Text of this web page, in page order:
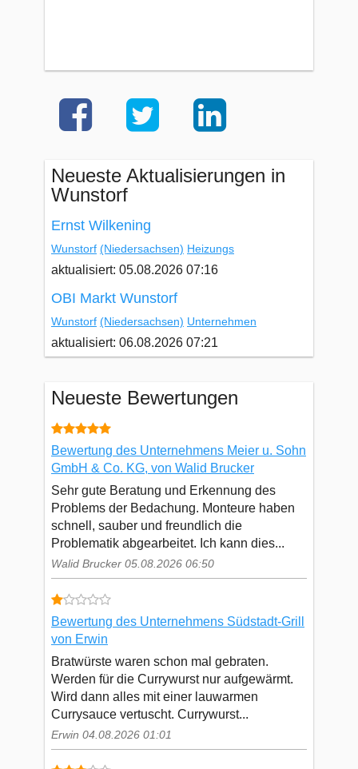
Neueste Aktualisierungen in
Wunstorf
Ernst Wilkening
Wunstorf (Niedersachsen) Heizungs
aktualisiert: 05.08.2026 07:16
OBI Markt Wunstorf
Wunstorf (Niedersachsen) Unternehmen
aktualisiert: 06.08.2026 07:21
Neueste Bewertungen
Bewertung des Unternehmens Meier u. Sohn
GmbH & Co. KG, von Walid Brucker
Sehr gute Beratung und Erkennung des
Problems der Bedachung. Monteure haben
schnell, sauber und freundlich die
Problematik abgearbeitet. Ich kann dies...
Walid Brucker 05.08.2026 06:50
Bewertung des Unternehmens Südstadt-Grill
von Erwin
Bratwürste waren schon mal gebraten.
Werden für die Currywurst nur aufgewärmt.
Wird dann alles mit einer lauwarmen
Currysauce vertuscht. Currywurst...
Erwin 04.08.2026 01:01